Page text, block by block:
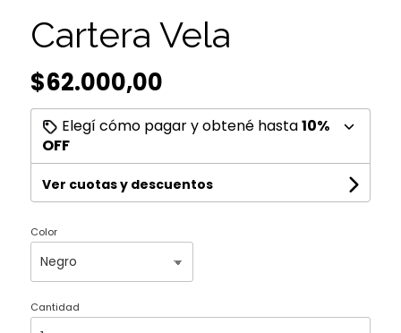
Cartera Vela
$62.000,00
Elegí cómo pagar y obtené hasta10%
OFF
Ver cuotas y descuentos
Color
Cantidad